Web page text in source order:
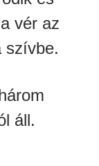
vér az
szívbe.
áll.